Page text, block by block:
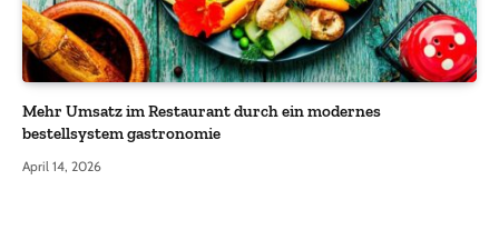
Mehr Umsatz im Restaurant durch ein modernes
bestellsystem gastronomie
April 14, 2026